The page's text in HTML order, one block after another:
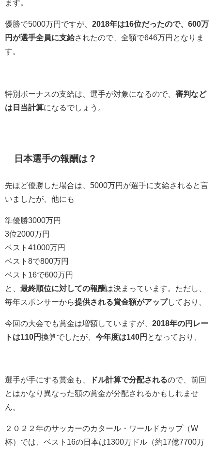
ます。
優勝で5000万円ですが、 2018年は16位だったので、600万
円が選手全員に支給されたので、全額で646万円となりま
す。
特別ボーナスの支給は、選手が対象になるので、 審判など
は日当計算になるでしょう。
日本選手の報酬は？
先ほど優勝した場合は、5000万円が選手に支給されると言
いましたが、他にも
準優勝3000万円
3位2000万円
ベスト41000万円
ベスト8で800万円
ベスト16で600万円
と、 最終順位に対しての報酬は決まっています。ただし、
毎年スポンサーから提供される賞金額がアップしており、
今回の大会でも賞金は増額していますが、 2018年の円レー
トは110円換算でしたが、 今年度は140円 となっており、
選手が手にする賞金も、 ドル計算で分配されるので、前回
とはかなり異なった額の賞金が分配されるかもしれませ
ん。
２０２２年のサッカーのカタール・ワールドカップ（W
杯）では、ベスト16の日本は1300万ドル（約17億7700万